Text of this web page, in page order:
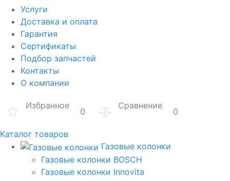
Услуги
Доставка и оплата
Гарантия
Сертификаты
Подбор запчастей
Контакты
О компании
Избранное
0
Сравнение
0
Каталог товаров
Газовые колонки
Газовые колонки BOSCH
Газовые колонки Innovita